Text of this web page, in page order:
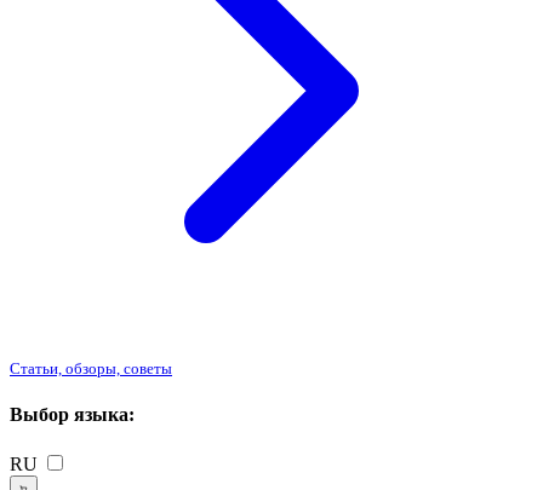
Статьи, обзоры, советы
Выбор языка:
RU